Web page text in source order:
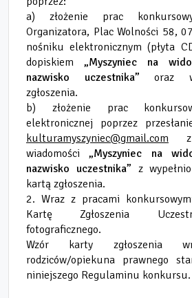
a) złożenie prac
Organizatora, Plac Wolności 58,
nośniku elektronicznym (płyta
dopiskiem „Myszyniec na
nazwisko uczestnika” oraz
zgłoszenia.
b) złożenie prac
elektronicznej poprzez
kulturamyszyniec@gmail.com z
wiadomości„Myszyniec na
nazwisko uczestnika” z
kartą zgłoszenia.
2. Wraz z pracami
Kartę Zgłoszenia
fotograficznego.
Wzór karty zgłoszenia
rodziców/opiekuna prawnego
niniejszego Regulaminu konkursu.